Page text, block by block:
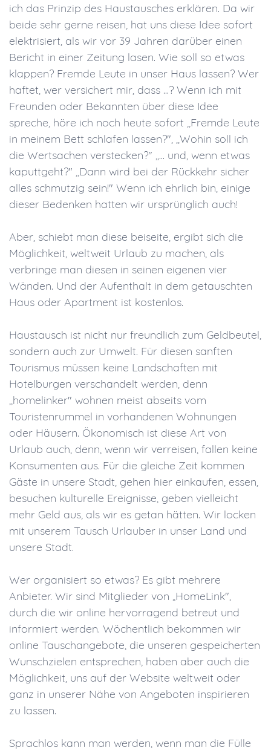
ich das Prinzip des Haustausches erklären. Da wir
beide sehr gerne reisen, hat uns diese Idee sofort
elektrisiert, als wir vor 39 Jahren darüber einen
Bericht in einer Zeitung lasen. Wie soll so etwas
klappen? Fremde Leute in unser Haus lassen? Wer
haftet, wer versichert mir, dass ...? Wenn ich mit
Freunden oder Bekannten über diese Idee
spreche, höre ich noch heute sofort ,,Fremde Leute
in meinem Bett schlafen lassen?", ,,Wohin soll ich
die Wertsachen verstecken?" ,,... und, wenn etwas
kaputtgeht?" ,,Dann wird bei der Rückkehr sicher
alles schmutzig sein!" Wenn ich ehrlich bin, einige
dieser Bedenken hatten wir ursprünglich auch!
Aber, schiebt man diese beiseite, ergibt sich die
Möglichkeit, weltweit Urlaub zu machen, als
verbringe man diesen in seinen eigenen vier
Wänden. Und der Aufenthalt in dem getauschten
Haus oder Apartment ist kostenlos.
Haustausch ist nicht nur freundlich zum Geldbeutel,
sondern auch zur Umwelt. Für diesen sanften
Tourismus müssen keine Landschaften mit
Hotelburgen verschandelt werden, denn
,,homelinker" wohnen meist abseits vom
Touristenrummel in vorhandenen Wohnungen
oder Häusern. Ökonomisch ist diese Art von
Urlaub auch, denn, wenn wir verreisen, fallen keine
Konsumenten aus. Für die gleiche Zeit kommen
Gäste in unsere Stadt, gehen hier einkaufen, essen,
besuchen kulturelle Ereignisse, geben vielleicht
mehr Geld aus, als wir es getan hätten. Wir locken
mit unserem Tausch Urlauber in unser Land und
unsere Stadt.
Wer organisiert so etwas? Es gibt mehrere
Anbieter. Wir sind Mitglieder von „HomeLink",
durch die wir online hervorragend betreut und
informiert werden. Wöchentlich bekommen wir
online Tauschangebote, die unseren gespeicherten
Wunschzielen entsprechen, haben aber auch die
Möglichkeit, uns auf der Website weltweit oder
ganz in unserer Nähe von Angeboten inspirieren
zu lassen.
Sprachlos kann man werden, wenn man die Fülle